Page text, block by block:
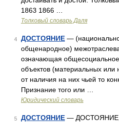
1863 1866 …
Толковый словарь Даля
4 ДОСТОЯНИЕ —
общенародное)
означающая
объектов (материальных
от наличия на них чьей то
Признание того или …
Юридический словарь
5 ДОСТОЯНИЕ — ДОСТОЯНИЕ,